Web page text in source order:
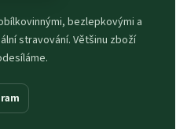
bezlepkovými a
stravování. Většinu zboží